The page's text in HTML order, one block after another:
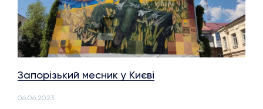
Запорізький месник у Києві
06.06.2023